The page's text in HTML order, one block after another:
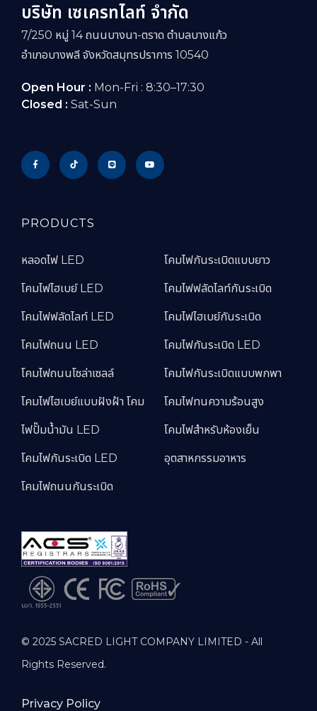
บริษัท เซเครทไลท์ จำกัด
7/250 หมู่ 14 ถนนบางนา-ตราด ตำบลบางแก้ว
อำเภอบางพลี จังหวัดสมุทรปราการ 10540
Open Hour : Mon-Fri : 8:30–17:30
Closed : Sat-Sun
PRODUCTS
หลอดไฟ LED
โคมไฟไฮเบย์ LED
โคมไฟฟลัดไลท์ LED
โคมไฟถนน LED
โคมไฟถนนโซล่าเซลล์
โคมไฟไฮเบย์แบบฝังฝ้า โคม
ไฟปั๊มน้ำมัน LED
โคมไฟกันระเบิด LED
โคมไฟถนนกันระเบิด
โคมไฟกันระเบิดแบบยาว
โคมไฟฟลัดไลท์กันระเบิด
โคมไฟไฮเบย์กันระเบิด
โคมไฟกันระเบิด LED
โคมไฟกันระเบิดแบบพกพา
โคมไฟทนความร้อนสูง
โคมไฟสำหรับห้องเย็น
อุตสาหกรรมอาหาร
© 2025 SACRED LIGHT COMPANY LIMITED - All
Rights Reserved.
Privacy Policy